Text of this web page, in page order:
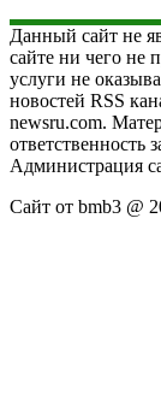
Данный сайт не
сайте ни чего не
услуги не
новостей RSS
newsru.com.
ответственность
Администрация
Сайт от bmb3 @